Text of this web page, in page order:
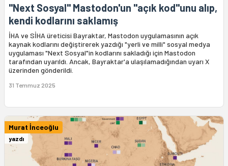
"Next Sosyal" Mastodon'un "açık kod"unu alıp,
kendi kodlarını saklamış
İHA ve SİHA üreticisi Bayraktar, Mastodon uygulamasının açık
kaynak kodlarını değiştirerek yazdığı "yerli ve milli" sosyal medya
uygulaması "Next Sosyal"in kodlarını sakladığı için Mastodon
tarafından uyarıldı. Ancak, Bayraktar'a ulaşılamadığından uyarı X
üzerinden gönderildi.
31 Temmuz 2025
Murat İnceoğlu
yazdı